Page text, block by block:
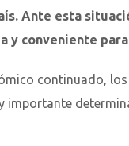
Ante esta
y conveniente
continuado,